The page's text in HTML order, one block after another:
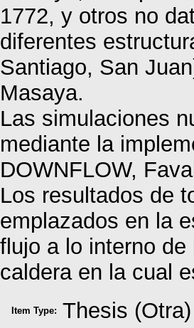
1772, y otros no
diferentes
Santiago, San
Masaya.
Las simulaciones
mediante la
DOWNFLOW,
Los resultados de
emplazados en la
flujo a lo interno
caldera en la cual
Item Type: Thesis (Otra)